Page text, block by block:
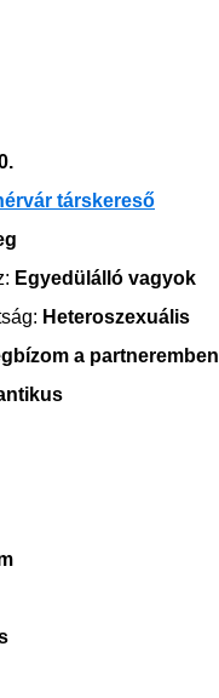
társkereső
Egyedülálló vagyok
Heteroszexuális
a partneremben